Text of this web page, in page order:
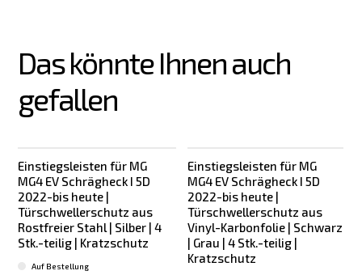
Das könnte Ihnen auch
gefallen
Einstiegsleisten für MG
MG4 EV Schrägheck I 5D
2022-bis heute |
Türschwellerschutz aus
Rostfreier Stahl | Silber | 4
Stk.-teilig | Kratzschutz
Auf Bestellung
Einstiegsleisten für MG
MG4 EV Schrägheck I 5D
2022-bis heute |
Türschwellerschutz aus
Vinyl-Karbonfolie | Schwarz
| Grau | 4 Stk.-teilig |
Kratzschutz